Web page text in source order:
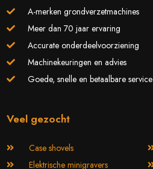
A-merken grondverzetmachines
Meer dan 70 jaar ervaring
Accurate onderdeelvoorziening
Machinekeuringen en advies
Goede, snelle en betaalbare service
Veel gezocht
Case shovels
Elektrische minigravers